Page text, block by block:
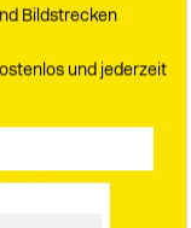
der
ist
nes
eine